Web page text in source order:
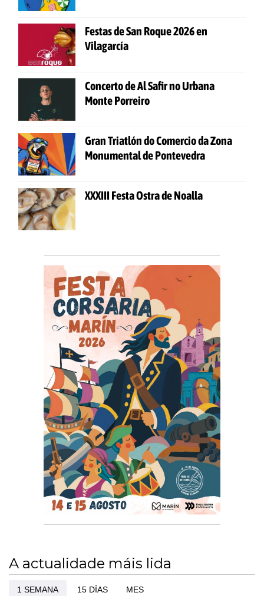
Festas de San Roque 2026 en
Vilagarcía
Concerto de Al Safir no Urbana
Monte Porreiro
Gran Triatlón do Comercio da Zona
Monumental de Pontevedra
XXXIII Festa Ostra de Noalla
A actualidade máis lida
1 SEMANA 15 DÍAS MES